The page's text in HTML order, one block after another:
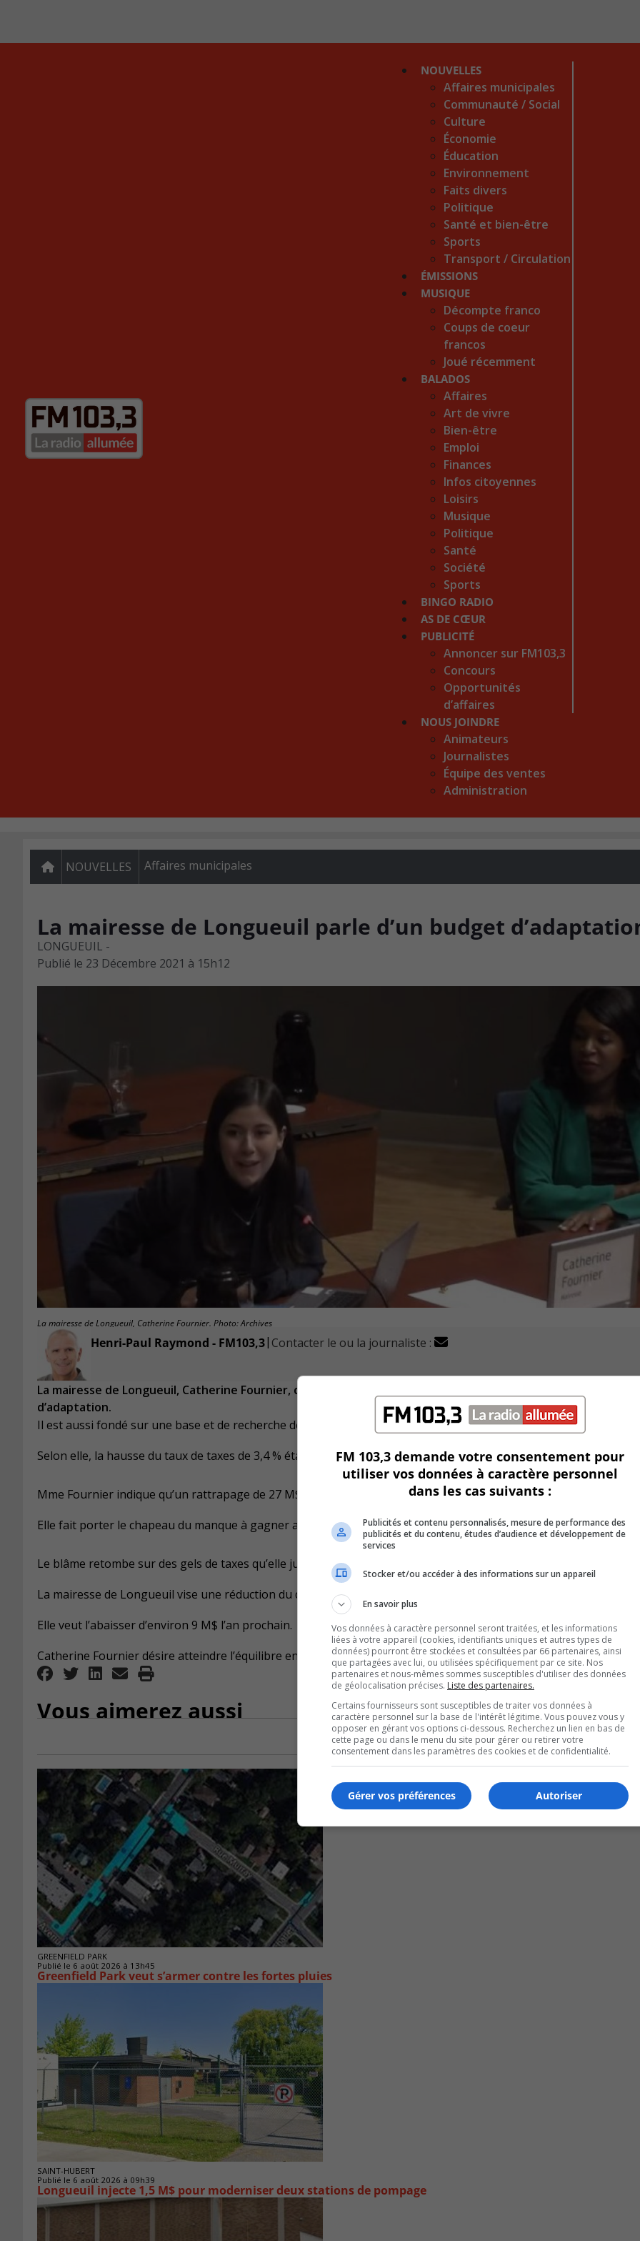
NOUVELLES
Affaires municipales
Communauté / Social
Culture
Économie
Éducation
Environnement
Faits divers
Politique
Santé et bien-être
Sports
Transport / Circulation
ÉMISSIONS
MUSIQUE
Décompte franco
Coups de coeur
francos
Joué récemment
BALADOS
Affaires
Art de vivre
Bien-être
Emploi
Finances
Infos citoyennes
Loisirs
Musique
Politique
Santé
Société
Sports
BINGO RADIO
AS DE CŒUR
PUBLICITÉ
Annoncer sur FM103,3
Concours
Opportunités
d’affaires
NOUS JOINDRE
Animateurs
Journalistes
Équipe des ventes
Administration
NOUVELLES Affaires municipales
La mairesse de Longueuil parle d’un budget
LONGUEUIL -
Publié le 23 Décembre 2021 à 15h12
La mairesse de Longueuil, Catherine Fournier. Photo: Archives
Henri-Paul Raymond - FM103,3| Contacter le ou la journaliste :
La mairesse de Longueuil, Catherine Fournier, considère que le plus récent budget de la ville en est un
d’adaptation.
Il est aussi fondé sur une base et de recherche de solutions pour maintenir des services de qualité aux citoyens.
Selon elle, la hausse du taux de taxes de 3,4 % était devenu inévitable pour assainir les finances de la ville.
Mme Fournier indique qu’un rattrapage de 27 M$ doit être fait pour les prochaines années.
Elle fait porter le chapeau du manque à gagner aux anciennes administrations.
Le blâme retombe sur des gels de taxes qu’elle juge à répétition.
La mairesse de Longueuil vise une réduction du déficit prévu pour correction au cours des trois prochaines
Elle veut l’abaisser d’environ 9 M$ l’an prochain.
Catherine Fournier désire atteindre l’équilibre en 2025.
Vous aimerez aussi
GREENFIELD PARK
Publié le 6 août 2026 à 13h45
Greenfield Park veut s’armer contre les fortes pluies
SAINT-HUBERT
Publié le 6 août 2026 à 09h39
Longueuil injecte 1,5 M$ pour moderniser deux stations de pompage
FM 103,3 demande votre consentement pour
utiliser vos données à caractère personnel
dans les cas suivants :
Publicités et contenu personnalisés, mesure de performance des
publicités et du contenu, études d’audience et développement de
services
Stocker et/ou accéder à des informations sur un appareil
En savoir plus
Vos données à caractère personnel seront traitées, et les informations
liées à votre appareil (cookies, identifiants uniques et autres types de
données) pourront être stockées et consultées par 66 partenaires, ainsi
que partagées avec lui, ou utilisées spécifiquement par ce site. Nos
partenaires et nous-mêmes sommes susceptibles d'utiliser des données
de géolocalisation précises. Liste des partenaires.
Certains fournisseurs sont susceptibles de traiter vos données à
caractère personnel sur la base de l'intérêt légitime. Vous pouvez vous y
opposer en gérant vos options ci-dessous. Recherchez un lien en bas de
cette page ou dans le menu du site pour gérer ou retirer votre
consentement dans les paramètres des cookies et de confidentialité.
Autoriser
Gérer vos préférences